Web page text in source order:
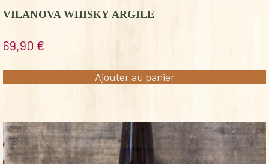
VILANOVA WHISKY ARGILE
69,90 €
Ajouter au panier